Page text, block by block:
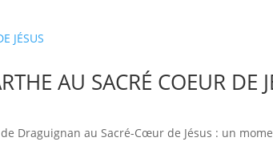
AU SACRÉ COEUR DE
Draguignan au Sacré-Cœur de Jésus : un